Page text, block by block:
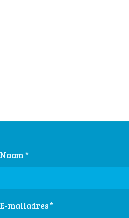
Naam *
E-mailadres *